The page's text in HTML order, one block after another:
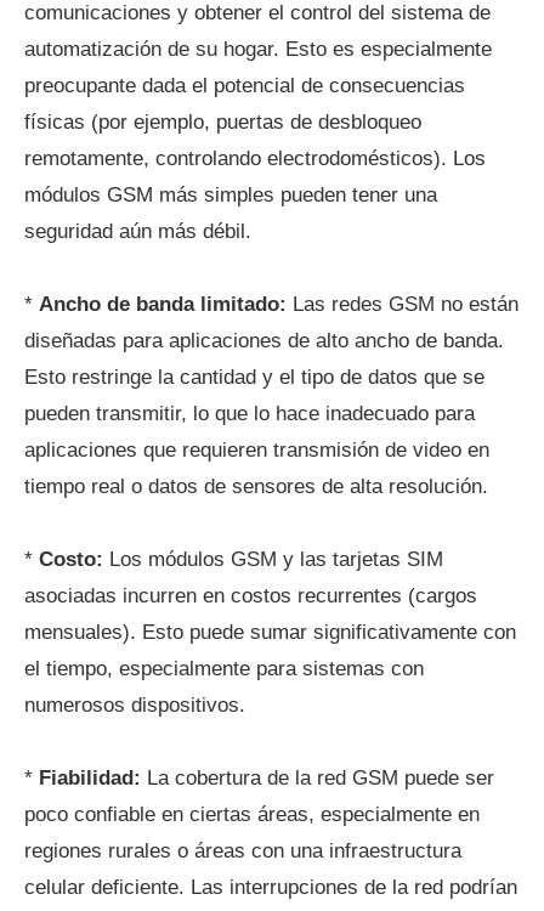
comunicaciones y obtener el control del sistema de
automatización de su hogar. Esto es especialmente
preocupante dada el potencial de consecuencias
físicas (por ejemplo, puertas de desbloqueo
remotamente, controlando electrodomésticos). Los
módulos GSM más simples pueden tener una
seguridad aún más débil.
* Ancho de banda limitado: Las redes GSM no están
diseñadas para aplicaciones de alto ancho de banda.
Esto restringe la cantidad y el tipo de datos que se
pueden transmitir, lo que lo hace inadecuado para
aplicaciones que requieren transmisión de video en
tiempo real o datos de sensores de alta resolución.
* Costo: Los módulos GSM y las tarjetas SIM
asociadas incurren en costos recurrentes (cargos
mensuales). Esto puede sumar significativamente con
el tiempo, especialmente para sistemas con
numerosos dispositivos.
* Fiabilidad: La cobertura de la red GSM puede ser
poco confiable en ciertas áreas, especialmente en
regiones rurales o áreas con una infraestructura
celular deficiente. Las interrupciones de la red podrían